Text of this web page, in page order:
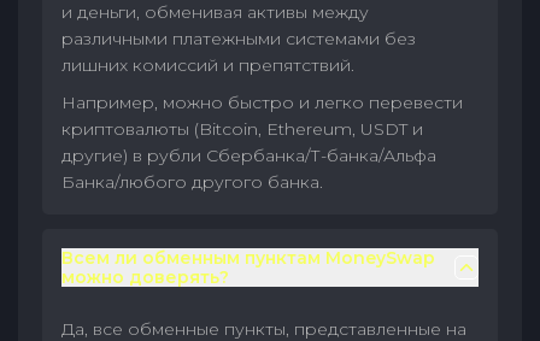
и деньги, обменивая активы между
различными платежными системами без
лишних комиссий и препятствий.
Например, можно быстро и легко перевести
криптовалюты (Bitcoin, Ethereum, USDT и
другие) в рубли Сбербанка/Т-банка/Альфа
Банка/любого другого банка.
Всем ли обменным пунктам MoneySwap
можно доверять?
Да, все обменные пункты, представленные на